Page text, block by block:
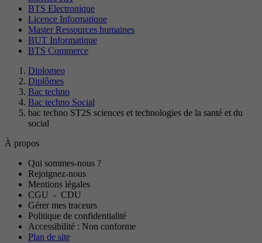
BTS Electronique
Licence Informatique
Master Ressources humaines
BUT Informatique
BTS Commerce
Diplomeo
Diplômes
Bac techno
Bac techno Social
bac techno ST2S sciences et technologies de la santé et du
social
À propos
Qui sommes-nous ?
Rejoignez-nous
Mentions légales
CGU - CDU
Gérer mes traceurs
Politique de confidentialité
Accessibilité : Non conforme
Plan de site